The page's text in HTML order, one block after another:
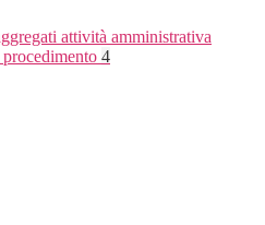
attività amministrativa
4